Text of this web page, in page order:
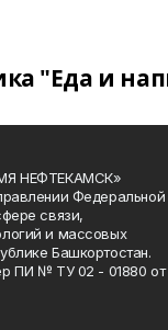
"Еда и
НЕФТЕКАМСК»
Федеральной
связи,
и массовых
Башкортостан.
ПИ № ТУ 02 - 01880 от